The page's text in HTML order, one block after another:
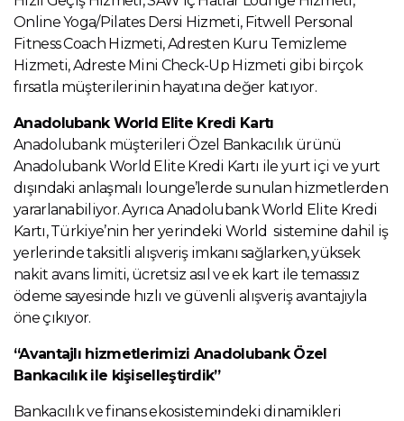
Online Yoga/Pilates Dersi Hizmeti, Fitwell Personal
Fitness Coach Hizmeti, Adresten Kuru Temizleme
Hizmeti, Adreste Mini Check-Up Hizmeti gibi birçok
fırsatla müşterilerinin hayatına değer katıyor.
Anadolubank World Elite Kredi Kartı
Anadolubank müşterileri Özel Bankacılık ürünü
Anadolubank World Elite Kredi Kartı ile yurt içi ve yurt
dışındaki anlaşmalı lounge’lerde sunulan hizmetlerden
yararlanabiliyor. Ayrıca Anadolubank World Elite Kredi
Kartı, Türkiye’nin her yerindeki World sistemine dahil iş
yerlerinde taksitli alışveriş imkanı sağlarken, yüksek
nakit avans limiti, ücretsiz asıl ve ek kart ile temassız
ödeme sayesinde hızlı ve güvenli alışveriş avantajıyla
öne çıkıyor.
“Avantajlı hizmetlerimizi Anadolubank Özel
Bankacılık ile kişiselleştirdik”
Bankacılık ve finans ekosistemindeki dinamikleri